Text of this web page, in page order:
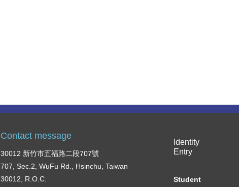
Contact message
30012 新竹市五福路二段707號
707, Sec.2, WuFu Rd., Hsinchu, Taiwan
30012, R.O.C.
Identity
Entry
Student